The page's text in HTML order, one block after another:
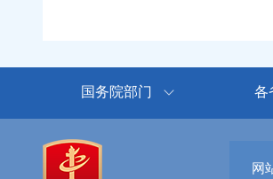
国务院部门 各
网